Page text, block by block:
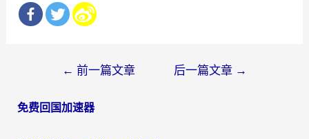
导
← 前一篇文章 后一篇文章 →
免费回国加速器